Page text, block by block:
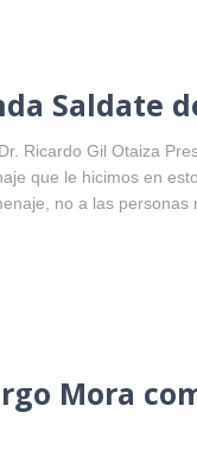
Saldate
Ricardo Gil Otaiza
que le hicimos en
no a las personas
Mora